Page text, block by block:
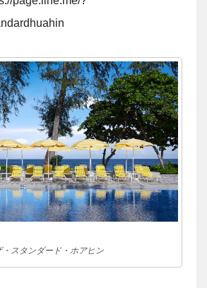
・スタンダード・ホアヒン